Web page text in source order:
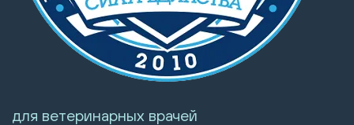
для ветеринарных врачей